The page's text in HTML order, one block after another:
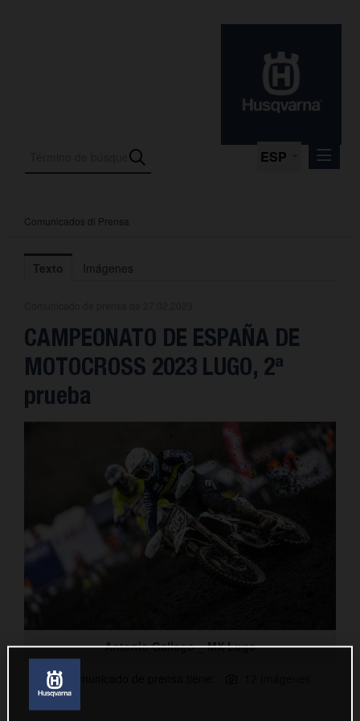
ESP
Comunicados di Prensa
Media
Contacto
Comunicados di Prensa
Texto Imágenes
CAMPEONATO DE ESPAÑA DE
MOTOCROSS 2023 LUGO, 2ª
prueba
Antonio Gallego _ MX Lugo
Este comunicado de prensa tiene: